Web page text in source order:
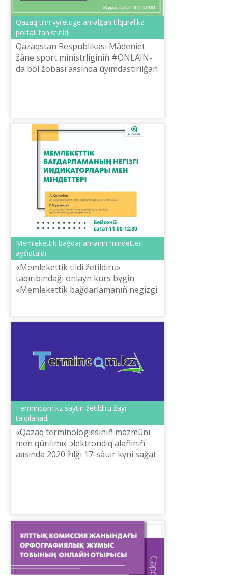
Qazaq tіlіn үyretuge arnalğan tilqural.kz
portalı tanıstırıldı
Qazaqstan Respublikası Mâdeniet
žâne sport ministrlіgіnіñ #ONLAIN-
da bol žobası aяsında ûyımdastırılğan
Memlekettіk bağdarlamanıñ mіndetterі
ayšıqtaldı
«Memlekettіk tіldі žetіldіru»
taqırıbındağı onlayn kurs bүgіn
«Memlekettіk bağdarlamanıñ negіzgі
Termincom.kz saytın žetіldіru žayı
talqılanadı
«Qazaq terminologiяsınıñ mazmûnı
men qûrılımı» эlektrondıq alañınıñ
aяsında 2020 žılğı 17-sâuіr kүnі sağat